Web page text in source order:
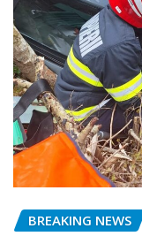
BREAKING NEWS